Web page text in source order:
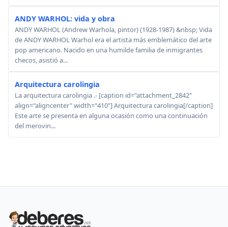
ANDY WARHOL: vida y obra
ANDY WARHOL (Andrew Warhola, pintor) (1928-1987) &nbsp; Vida
de ANDY WARHOL Warhol era el artista más emblemático del arte
pop americano. Nacido en una humilde familia de inmigrantes
checos, asistió a...
Arquitectura carolingia
La arquitectura carolingia .- [caption id="attachment_2842"
align="aligncenter" width="410"] Arquitectura carolingia[/caption]
Este arte se presenta en alguna ocasión como una continuación
del merovin...